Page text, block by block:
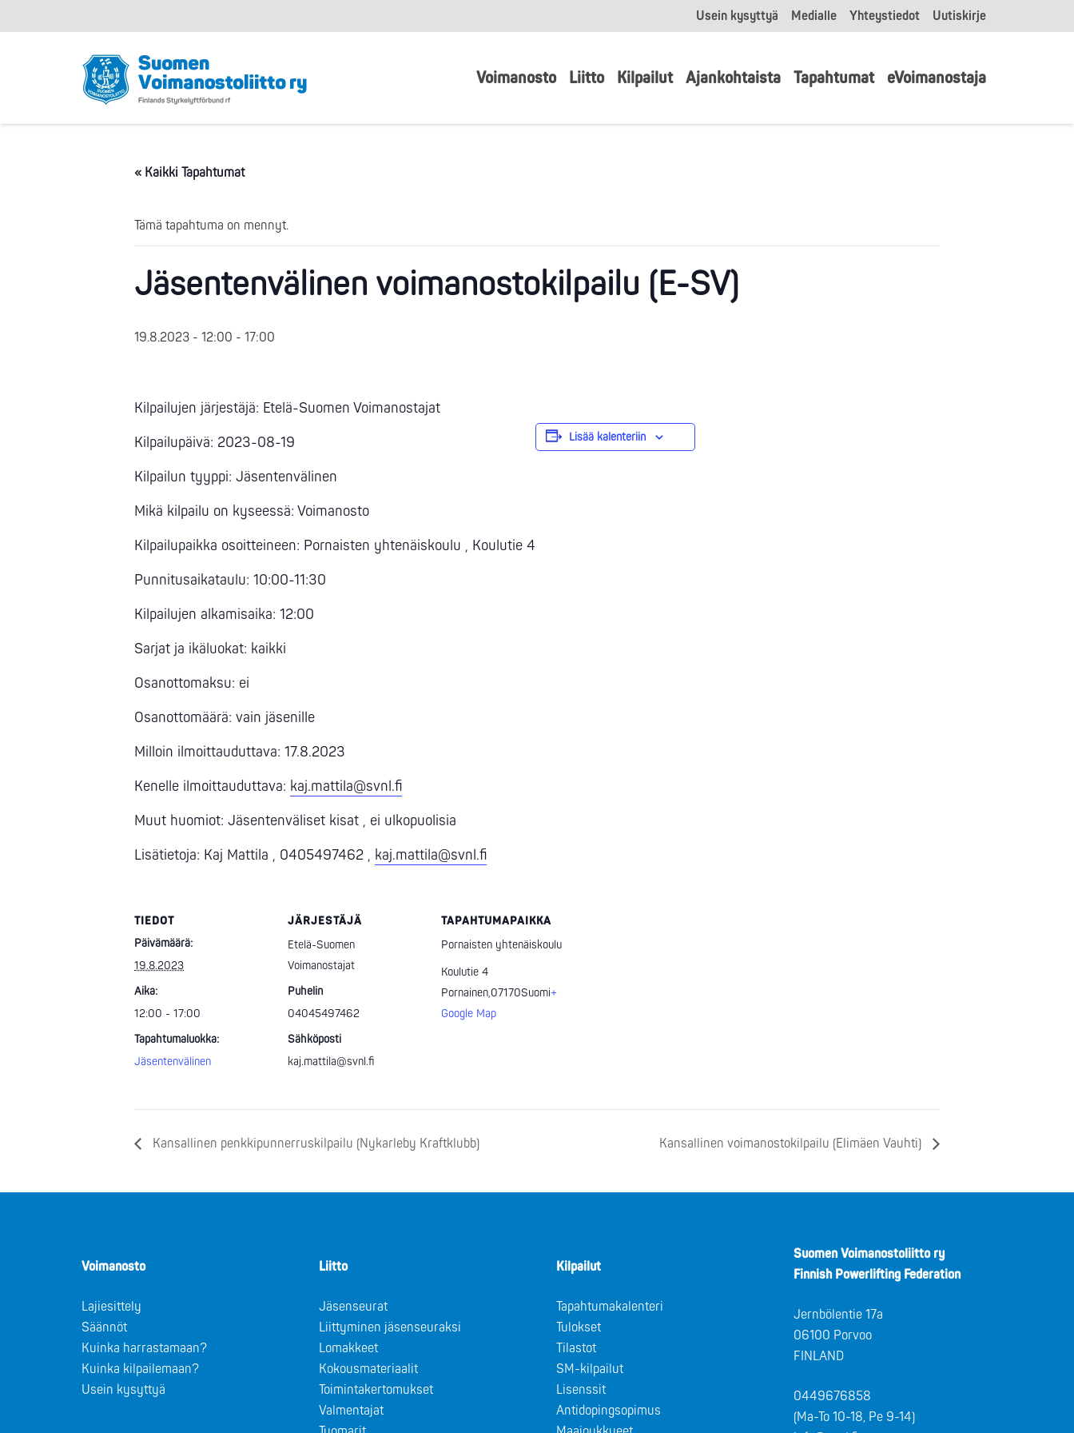
Usein kysyttyä Medialle Yhteystiedot Uutiskirje
Voimanosto Liitto Kilpailut Ajankohtaista Tapahtumat eVoimanostaja
« Kaikki Tapahtumat
Tämä tapahtuma on mennyt.
Jäsentenvälinen voimanostokilpailu (E-SV)
19.8.2023 - 12:00 - 17:00
Kilpailujen järjestäjä: Etelä-Suomen Voimanostajat
Kilpailupäivä: 2023-08-19
Kilpailun tyyppi: Jäsentenvälinen
Mikä kilpailu on kyseessä: Voimanosto
Kilpailupaikka osoitteineen: Pornaisten yhtenäiskoulu , Koulutie 4
Punnitusaikataulu: 10:00-11:30
Kilpailujen alkamisaika: 12:00
Sarjat ja ikäluokat: kaikki
Osanottomaksu: ei
Osanottomäärä: vain jäsenille
Milloin ilmoittauduttava: 17.8.2023
Kenelle ilmoittauduttava: kaj.mattila@svnl.fi
Muut huomiot: Jäsentenväliset kisat , ei ulkopuolisia
Lisätietoja: Kaj Mattila , 0405497462 , kaj.mattila@svnl.fi
Lisää kalenteriin
TIEDOT
Päivämäärä:
19.8.2023
Aika:
12:00 - 17:00
Tapahtumaluokka:
Jäsentenvälinen
JÄRJESTÄJÄ
Etelä-Suomen
Voimanostajat
Puhelin
04045497462
Sähköposti
kaj.mattila@svnl.fi
TAPAHTUMAPAIKKA
Pornaisten yhtenäiskoulu
Koulutie 4
Pornainen,07170Suomi+
Google Map
Kansallinen penkkipunnerruskilpailu (Nykarleby Kraftklubb) Kansallinen voimanostokilpailu (Elimäen Vauhti)
Voimanosto
Lajiesittely
Säännöt
Kuinka harrastamaan?
Kuinka kilpailemaan?
Usein kysyttyä
Liitto
Jäsenseurat
Liittyminen jäsenseuraksi
Lomakkeet
Kokousmateriaalit
Toimintakertomukset
Valmentajat
Kilpailut
Tapahtumakalenteri
Tulokset
Tilastot
SM-kilpailut
Lisenssit
Antidopingsopimus
Suomen Voimanostoliitto ry
Finnish Powerlifting Federation
Jernbölentie 17a
06100 Porvoo
FINLAND
0449676858
(Ma-To 10-18, Pe 9-14)